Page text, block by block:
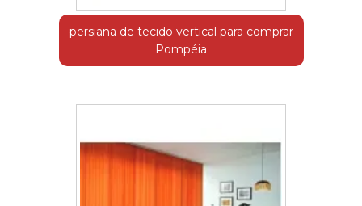
persiana de tecido vertical para comprar
Pompéia